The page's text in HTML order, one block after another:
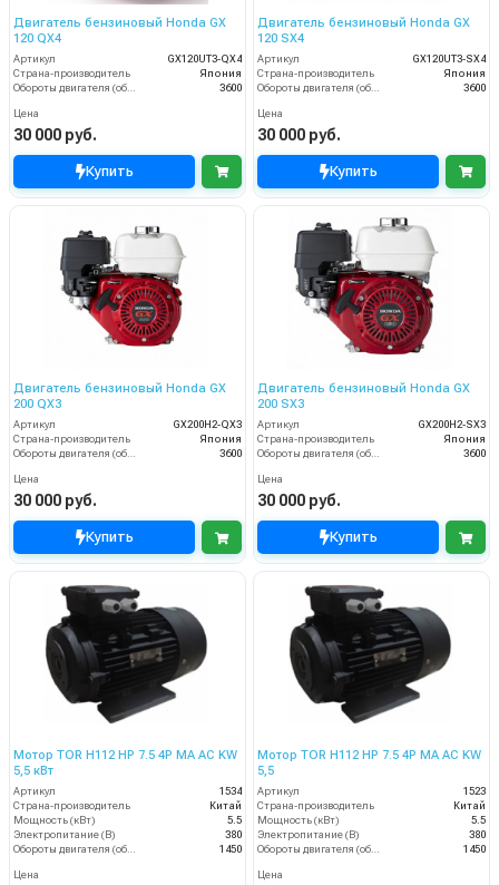
Двигатель бензиновый Honda GX
120 QX4
Артикул
GX120UT3-QX4
Страна-производитель
Япония
3600
Цена
30 000 руб.
Купить
Двигатель бензиновый Honda GX
120 SX4
Артикул
GX120UT3-SX4
Страна-производитель
Япония
3600
Цена
30 000 руб.
Купить
Двигатель бензиновый Honda GX
200 QX3
Артикул
GX200H2-QX3
Страна-производитель
Япония
Обороты двигателя (об/мин)
3600
Цена
30 000 руб.
Купить
Двигатель бензиновый Honda GX
200 SX3
Артикул
GX200H2-SX3
Страна-производитель
Япония
Обороты двигателя (об/мин)
3600
Цена
30 000 руб.
Купить
Мотор TOR H112 HP 7.5 4P MA AC KW
5,5 кВт
Артикул
1534
Страна-производитель
Китай
Мощность (кВт)
5.5
Электропитание (В)
380
1450
Цена
Мотор TOR H112 HP 7.5 4P MA AC KW
5,5
Артикул
1523
Страна-производитель
Китай
Мощность (кВт)
5.5
Электропитание (В)
380
1450
Цена